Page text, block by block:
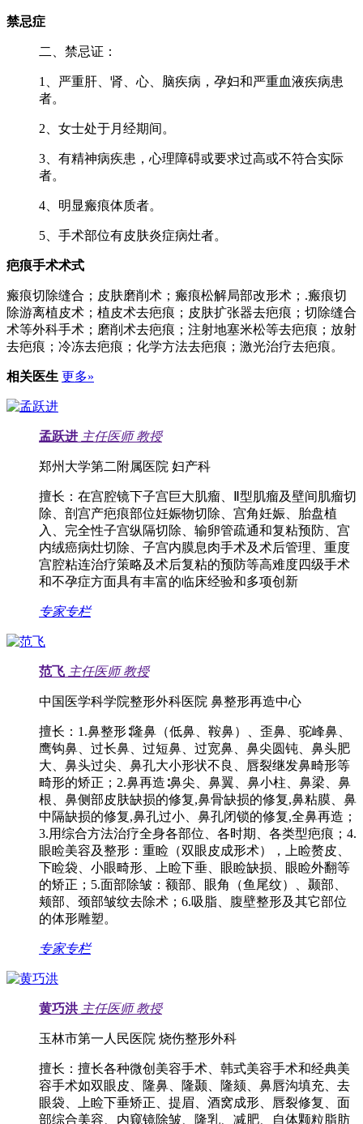
禁忌症
二、禁忌证：
1、严重肝、肾、心、脑疾病，孕妇和严重血液疾病患
者。
2、女士处于月经期间。
3、有精神病疾患，心理障碍或要求过高或不符合实际
者。
4、明显瘢痕体质者。
5、手术部位有皮肤炎症病灶者。
疤痕手术术式
瘢痕切除缝合；皮肤磨削术；瘢痕松解局部改形术；.瘢痕切
除游离植皮术；植皮术去疤痕；皮肤扩张器去疤痕；切除缝合
术等外科手术；磨削术去疤痕；注射地塞米松等去疤痕；放射
去疤痕；冷冻去疤痕；化学方法去疤痕；激光治疗去疤痕。
相关医生 更多»
孟跃进 主任医师 教授
郑州大学第二附属医院 妇产科
擅长： 在宫腔镜下子宫巨大肌瘤、Ⅱ型肌瘤及壁间肌瘤切
除、剖宫产疤痕部位妊娠物切除、宫角妊娠、胎盘植
入、完全性子宫纵隔切除、输卵管疏通和复粘预防、宫
内绒癌病灶切除、子宫内膜息肉手术及术后管理、重度
宫腔粘连治疗策略及术后复粘的预防等高难度四级手术
和不孕症方面具有丰富的临床经验和多项创新
专家专栏
范飞 主任医师 教授
中国医学科学院整形外科医院 鼻整形再造中心
擅长： 1.鼻整形∶隆鼻（低鼻、鞍鼻）、歪鼻、驼峰鼻、
鹰钩鼻、过长鼻、过短鼻、过宽鼻、鼻尖圆钝、鼻头肥
大、鼻头过尖、鼻孔大小形状不良、唇裂继发鼻畸形等
畸形的矫正；2.鼻再造∶鼻尖、鼻翼、鼻小柱、鼻梁、鼻
根、鼻侧部皮肤缺损的修复,鼻骨缺损的修复,鼻粘膜、鼻
中隔缺损的修复,鼻孔过小、鼻孔闭锁的修复,全鼻再造；
3.用综合方法治疗全身各部位、各时期、各类型疤痕；4.
眼睑美容及整形：重睑（双眼皮成形术），上睑赘皮、
下睑袋、小眼畸形、上睑下垂、眼睑缺损、眼睑外翻等
的矫正；5.面部除皱：额部、眼角（鱼尾纹）、颞部、
颊部、颈部皱纹去除术；6.吸脂、腹壁整形及其它部位
的体形雕塑。
专家专栏
黄巧洪 主任医师 教授
玉林市第一人民医院 烧伤整形外科
擅长： 擅长各种微创美容手术、韩式美容手术和经典美
容手术如双眼皮、隆鼻、隆颞、隆颏、鼻唇沟填充、去
眼袋、上睑下垂矫正、提眉、酒窝成形、唇裂修复、面
部综合美容、内窥镜除皱、隆乳、减肥、自体颗粒脂肪